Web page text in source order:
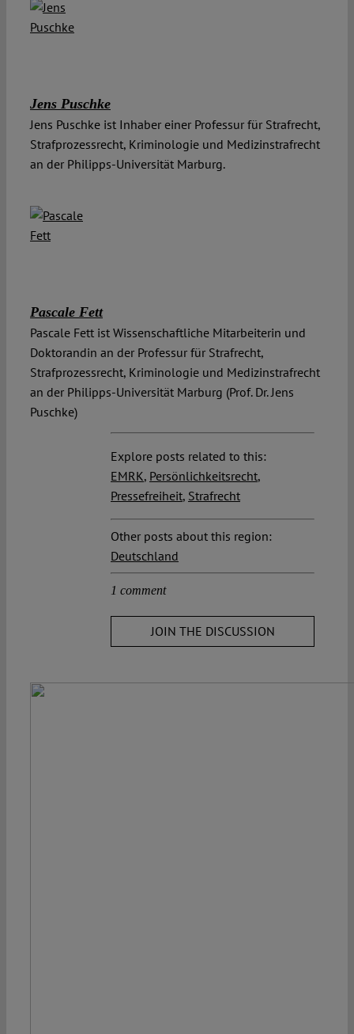
Jens Puschke
Jens Puschke ist Inhaber einer Professur für Strafrecht,
Strafprozessrecht, Kriminologie und Medizinstrafrecht
an der Philipps-Universität Marburg.
Pascale Fett
Pascale Fett ist Wissenschaftliche Mitarbeiterin und
Doktorandin an der Professur für Strafrecht,
Strafprozessrecht, Kriminologie und Medizinstrafrecht
an der Philipps-Universität Marburg (Prof. Dr. Jens
Puschke)
Explore posts related to this:
EMRK, Persönlichkeitsrecht,
Pressefreiheit, Strafrecht
Other posts about this region:
Deutschland
1 comment
JOIN THE DISCUSSION